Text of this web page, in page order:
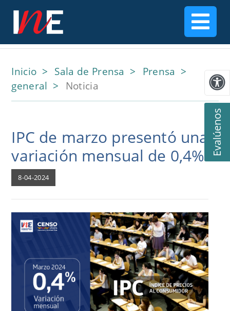
Evalúenos
Inicio Sala de Prensa
Prensa
general
Noticia
IPC de marzo presentó una
variación mensual de 0,4%
8-04-2024